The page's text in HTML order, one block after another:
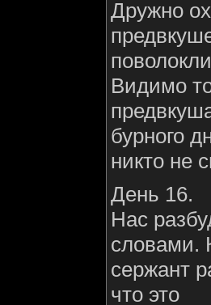
Дружно
Видимо
бурного
никто не
День 16.
Нас
словами.
сержант
что это